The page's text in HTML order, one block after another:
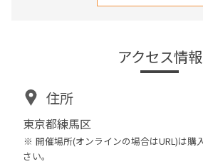
アクセス情報
住所
東京都練馬区
開催場所(オンラインの場合はURL)は購
さい。